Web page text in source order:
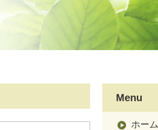
Menu
ホーム